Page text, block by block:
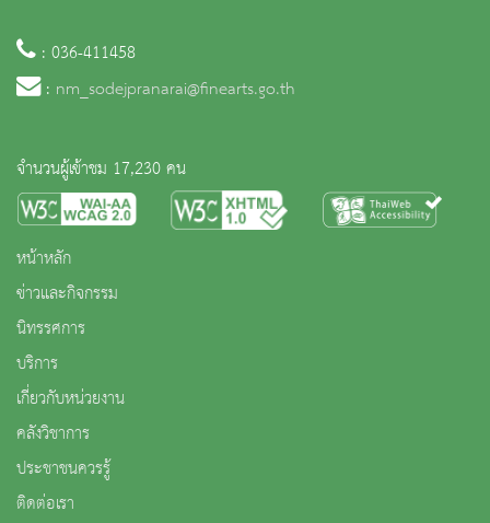
: 036-411458
: nm_sodejpranarai@finearts.go.th
จำนวนผู้เข้าชม 17,230 คน
หน้าหลัก
ข่าวและกิจกรรม
นิทรรศการ
บริการ
เกี่ยวกับหน่วยงาน
คลังวิชาการ
ประชาชนควรรู้
ติดต่อเรา